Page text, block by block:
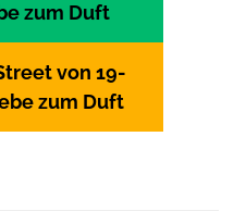
zum Duft
von 19-
zum Duft